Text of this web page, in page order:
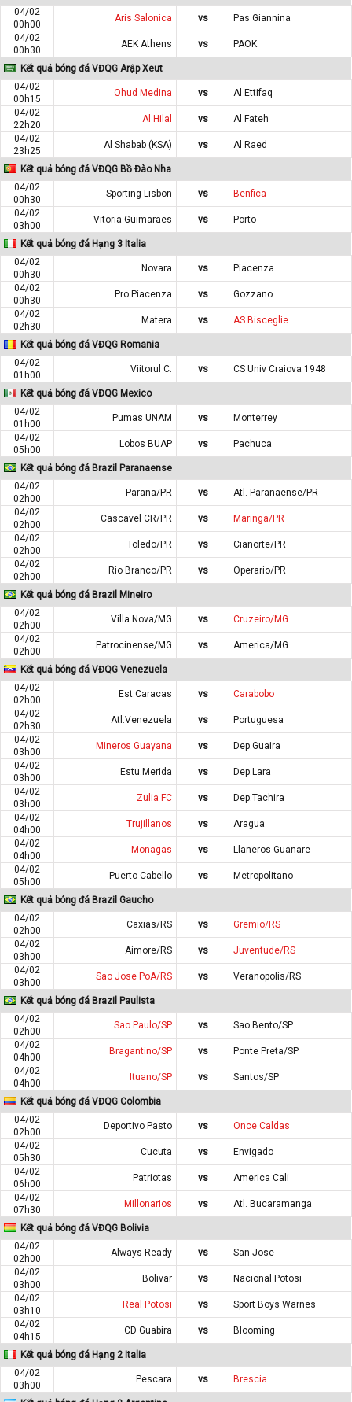
04/02
00h00
Aris Salonica vs
Pas Giannina
04/02
00h30
AEK Athens vs PAOK
Kết quả bóng đá VĐQG Arập Xeut
04/02
00h15
Ohud Medina vs
Al Ettifaq
04/02
22h20
Al Hilal vs
Al Fateh
04/02
23h25
Al Shabab (KSA) vs Al Raed
Kết quả bóng đá VĐQG Bồ Đào Nha
04/02
00h30
Sporting Lisbon vs
Benfica
04/02
03h00
Vitoria Guimaraes vs Porto
Kết quả bóng đá Hạng 3 Italia
04/02
00h30
Novara vs
Piacenza
04/02
00h30
Pro Piacenza vs
Gozzano
04/02
02h30
Matera vs AS Bisceglie
Kết quả bóng đá VĐQG Romania
04/02
01h00
Viitorul C. vs CS Univ Craiova 1948
Kết quả bóng đá VĐQG Mexico
04/02
01h00
Pumas UNAM vs
Monterrey
04/02
05h00
Lobos BUAP vs Pachuca
Kết quả bóng đá Brazil Paranaense
04/02
02h00
Parana/PR vs
Atl. Paranaense/PR
04/02
02h00
Cascavel CR/PR vs
Maringa/PR
04/02
02h00
Toledo/PR vs
Cianorte/PR
04/02
02h00
Rio Branco/PR vs Operario/PR
Kết quả bóng đá Brazil Mineiro
04/02
02h00
Villa Nova/MG vs
Cruzeiro/MG
04/02
02h00
Patrocinense/MG vs America/MG
Kết quả bóng đá VĐQG Venezuela
04/02
02h00
Est.Caracas vs
Carabobo
04/02
02h30
Atl.Venezuela vs
Portuguesa
04/02
03h00
Mineros Guayana vs
Dep.Guaira
04/02
03h00
Estu.Merida vs
Dep.Lara
04/02
03h00
Zulia FC vs
Dep.Tachira
04/02
04h00
Trujillanos vs
Aragua
04/02
04h00
Monagas vs
Llaneros Guanare
04/02
05h00
Puerto Cabello vs Metropolitano
Kết quả bóng đá Brazil Gaucho
04/02
02h00
Caxias/RS vs
Gremio/RS
04/02
03h00
Aimore/RS vs
Juventude/RS
04/02
03h00
Sao Jose PoA/RS vs Veranopolis/RS
Kết quả bóng đá Brazil Paulista
04/02
02h00
Sao Paulo/SP vs
Sao Bento/SP
04/02
04h00
Bragantino/SP vs
Ponte Preta/SP
04/02
04h00
Ituano/SP vs Santos/SP
Kết quả bóng đá VĐQG Colombia
04/02
02h00
Deportivo Pasto vs
Once Caldas
04/02
05h30
Cucuta vs
Envigado
04/02
06h00
Patriotas vs
America Cali
04/02
07h30
Millonarios vs Atl. Bucaramanga
Kết quả bóng đá VĐQG Bolivia
04/02
02h00
Always Ready vs
San Jose
04/02
03h00
Bolivar vs
Nacional Potosi
04/02
03h10
Real Potosi vs
Sport Boys Warnes
04/02
04h15
CD Guabira vs Blooming
Kết quả bóng đá Hạng 2 Italia
04/02
03h00
Pescara vs Brescia